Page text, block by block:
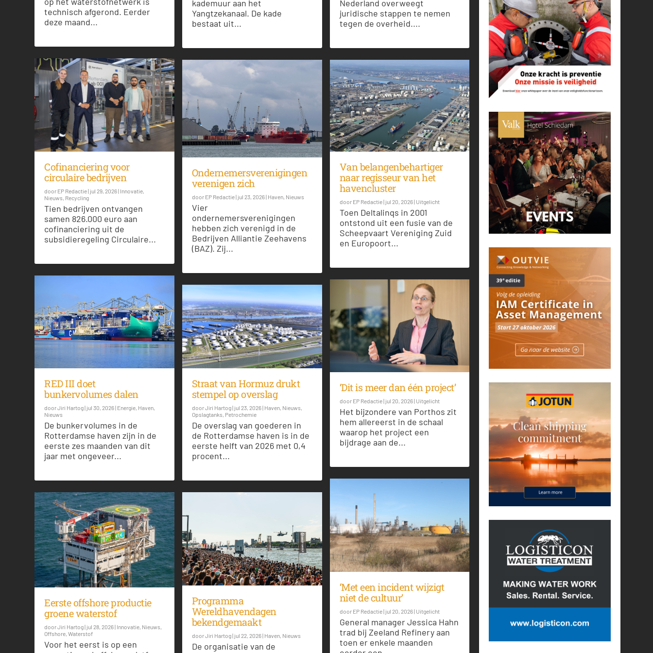
technisch afgerond. Eerder
deze maand...
Cofinanciering voor
circulaire bedrijven
door EP Redactie| jul 29, 2026| Innovatie
Nieuws Recycling
Tien bedrijven ontvangen
samen 826.000 euro aan
cofinanciering uit de
subsidieregeling Circulaire...
RED III doet
bunkervolumes dalen
doorJiri Hartog| jul 30, 2026| Energie, Haven,
Nieuws
De bunkervolumes in de
Rotterdamse haven zijn in de
eerste zes maanden van dit
jaar met ongeveer...
Eerste offshore productie
groene waterstof
doorJiri Hartog| jul 28, 2026| Innovatie Nieuws
Offshore ,Waterstof
Voor het eerst is op een
kademuur aan het
Yangtzekanaal. De kade
bestaat uit...
Ondernemersverenigingen
verenigen zich
door EP Redactie| jul 23, 2026| Haven, Nieuws
Vier
ondernemersverenigingen
hebben zich verenigd in de
Bedrijven Alliantie Zeehavens
(BAZ). Zij...
Straat van Hormuz drukt
stempel op overslag
doorJiri Hartog| jul 23, 2026| Haven, Nieuws,
Opslagtanks, Petrochemie
De overslag van goederen in
de Rotterdamse haven is in de
eerste helft van 2026 met 0,4
procent...
Programma
Wereldhavendagen
bekendgemaakt
doorJiri Hartog| jul 22, 2026| Haven, Nieuws
De organisatie van de
Nederland overweegt
juridische stappen te nemen
tegen de overheid....
Van belangenbehartiger
naar regisseur van het
havencluster
door EP Redactie| jul 20, 2026| Uitgelicht
Toen Deltalinqs in 2001
ontstond uit een fusie van de
Scheepvaart Vereniging Zuid
en Europoort...
‘Dit is meer dan één project’
door EP Redactie| jul 20, 2026| Uitgelicht
Het bijzondere van Porthos zit
hem allereerst in de schaal
waarop het project een
bijdrage aan de...
‘Met een incident wijzigt
niet de cultuur’
door EP Redactie| jul 20, 2026| Uitgelicht
General manager Jessica Hahn
trad bij Zeeland Refinery aan
toen er enkele maanden